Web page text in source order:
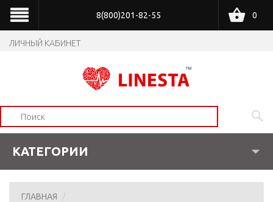
8(800)201-82-55
ЛИЧНЫЙ КАБИНЕТ
0
КАТЕГОРИИ
ГЛАВНАЯ